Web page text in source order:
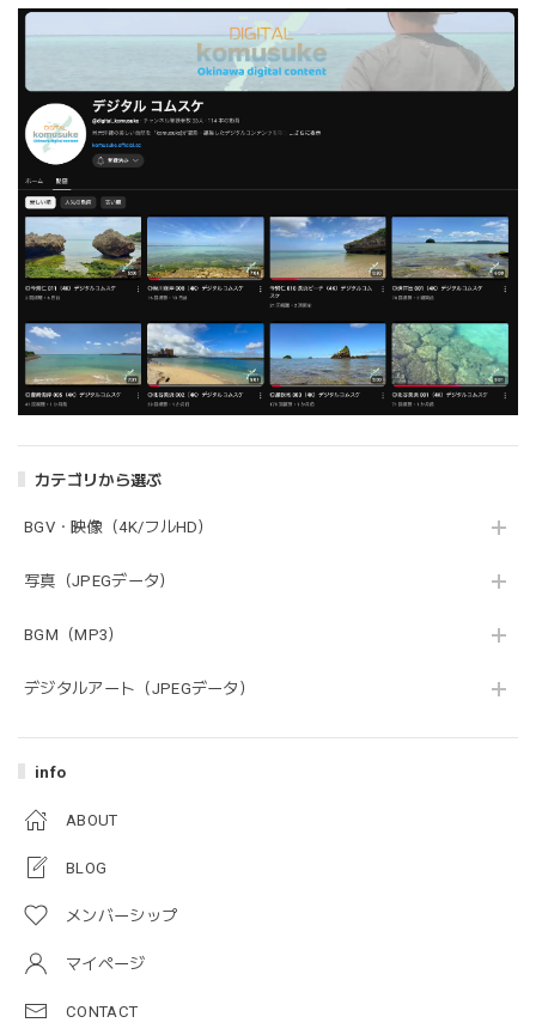
カテゴリから選ぶ
BGV・映像（4K/フルHD）
写真（JPEGデータ）
BGM（MP3）
デジタルアート（JPEGデータ）
info
ABOUT
BLOG
メンバーシップ
マイページ
CONTACT